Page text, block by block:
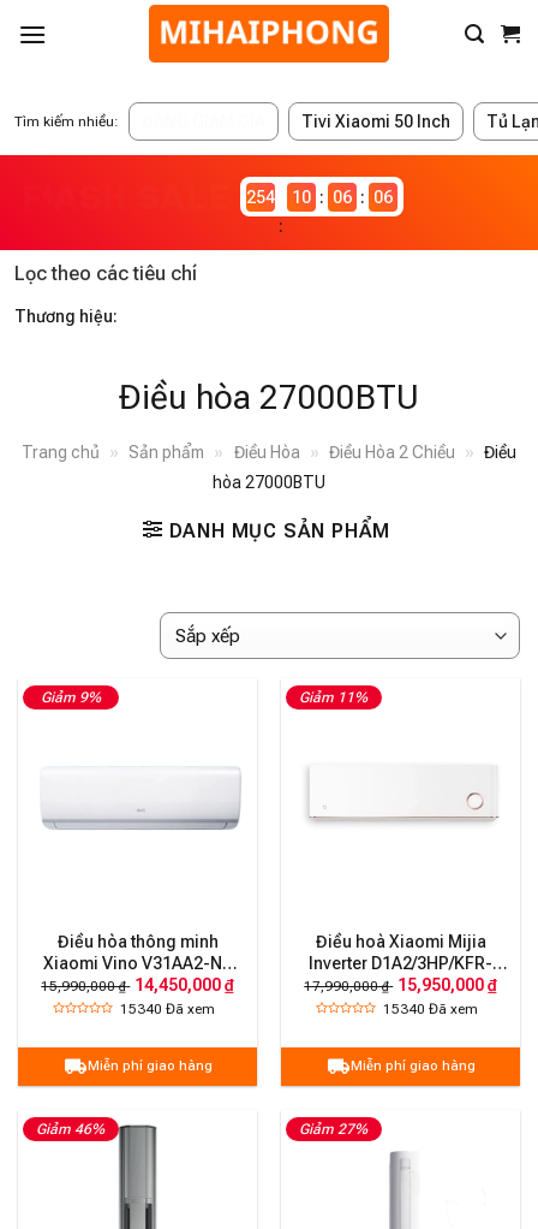
Tìm kiếm nhiều: Tivi Xiaomi 50 Inch Tủ
2546980
10 06 06
Lọc theo các tiêu chí
Thương hiệu:
Điều hòa 27000BTU
Trang chủ » Sản phẩm » Điều Hòa » Điều Hòa 2 Chiều » Điều
hòa 27000BTU
DANH MỤC SẢN PHẨM
Giảm 9%
Điều hòa thông minh
Xiaomi Vino V31AA2-N2
(3HP) KFR-72GW 2 chiều
15,990,000 ₫ 14,450,000 ₫
15340Đã xem
Miễn phí giao hàng
Giảm 11%
Điều hoà Xiaomi Mijia
Inverter D1A2/3HP/KFR-
72GW
17,990,000 ₫ 15,950,000 ₫
15340Đã xem
Miễn phí giao hàng
Giảm 46% Giảm 27%